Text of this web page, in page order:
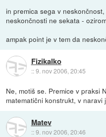
in premica sega v
neskončnosti ne sekata -
ampak point je v tem da
Fizikalko
::9. nov 2006, 20:45
Ne, motiš se. Premice v praksi
matematični konstrukt, v naravi
Matev
::9. nov 2006, 20:46